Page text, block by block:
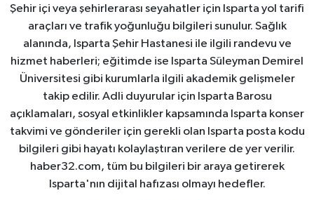
Şehir içi veya şehirlerarası seyahatler için Isparta yol tarifi
araçları ve trafik yoğunluğu bilgileri sunulur. Sağlık
alanında, Isparta Şehir Hastanesi ile ilgili randevu ve
hizmet haberleri; eğitimde ise Isparta Süleyman Demirel
Üniversitesi gibi kurumlarla ilgili akademik gelişmeler
takip edilir. Adli duyurular için Isparta Barosu
açıklamaları, sosyal etkinlikler kapsamında Isparta konser
takvimi ve gönderiler için gerekli olan Isparta posta kodu
bilgileri gibi hayatı kolaylaştıran verilere de yer verilir.
haber32.com, tüm bu bilgileri bir araya getirerek
Isparta'nın dijital hafızası olmayı hedefler.